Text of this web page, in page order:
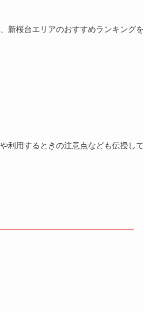
新桜台エリアのおすすめランキングを
利用するときの注意点なども伝授して